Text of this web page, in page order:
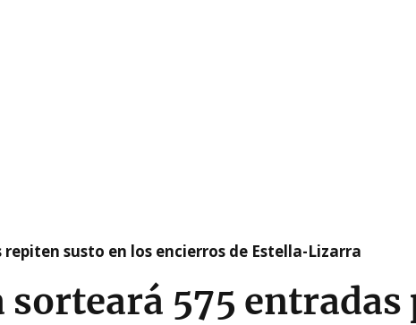
repiten susto en los encierros de Estella-Lizarra
sorteará 575 entradas